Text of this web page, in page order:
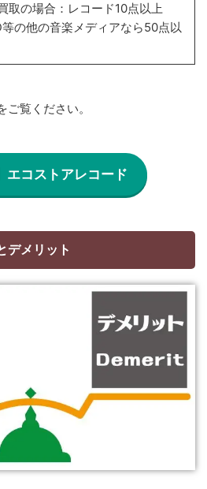
取の場合：レコード10点以上
等の他の音楽メディアなら50点以
覧ください。
エコストアレコード
デメリット